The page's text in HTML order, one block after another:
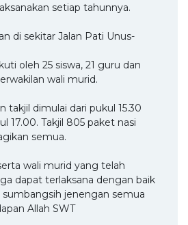
setiap tahunnya.
di sekitar Jalan Pati Unus-
oleh 25 siswa, 21 guru dan
wali murid.
takjil dimulai dari pukul 15.30
17.00. Takjil 805 paket nasi
semua.
wali murid yang telah
dapat terlaksana dengan baik
sumbangsih jenengan semua
Allah SWT